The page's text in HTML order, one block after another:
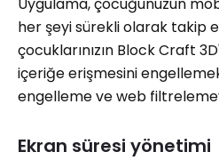
her şeyi sürekli olarak takip
çocuklarınızın Block Craft
içeriğe erişmesini
engelleme ve web
Ekran süresi yönetimi